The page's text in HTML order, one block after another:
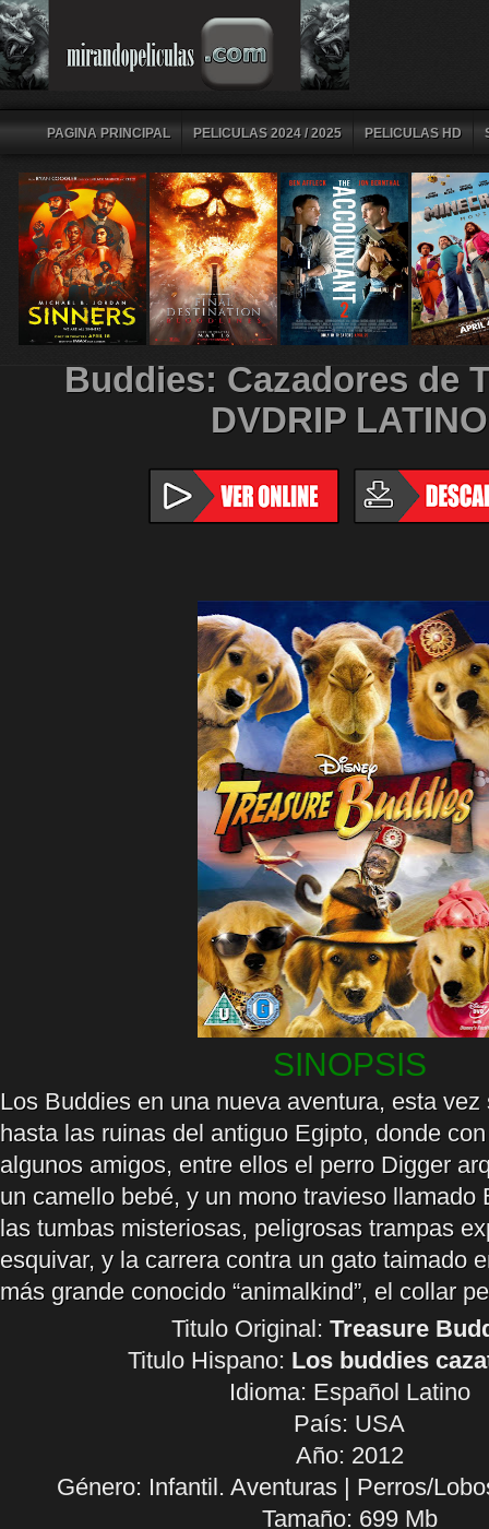
PAGINA PRINCIPAL PELICULAS 2024 / 2025 PELICULAS HD
Buddies: Cazadores de
DVDRIP LATINO
SINOPSIS
Los Buddies en una nueva aventura, esta
hasta las ruinas del antiguo Egipto, donde
algunos amigos, entre ellos el perro Digger
un camello bebé, y un mono travieso llamado
las tumbas misteriosas, peligrosas trampas
esquivar, y la carrera contra un gato taimado
más grande conocido “animalkind”, el collar
Titulo Original: Treasure
Titulo Hispano: Los buddies
Idioma: Español Latino
País: USA
Año: 2012
Género: Infantil. Aventuras | Perros/
Tamaño: 699 Mb